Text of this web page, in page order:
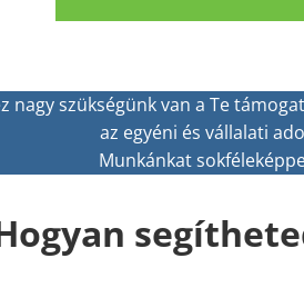
nagy szükségünk van a Te
az egyéni és vállalati
Munkánkat